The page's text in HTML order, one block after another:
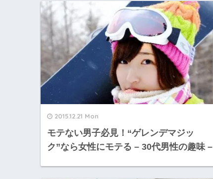
2015.12.21 Mon
モテない男子必見！“ゲレンデマジッ
ク”なら女性にモテる – 30代男性の趣味 –